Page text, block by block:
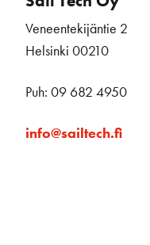
Veneentekijäntie 2
Helsinki 00210
Puh: 09 682 4950
info@sailtech.fi